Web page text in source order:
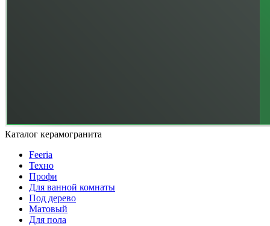
Каталог керамогранита
Feeria
Техно
Профи
Для ванной комнаты
Под дерево
Матовый
Для пола